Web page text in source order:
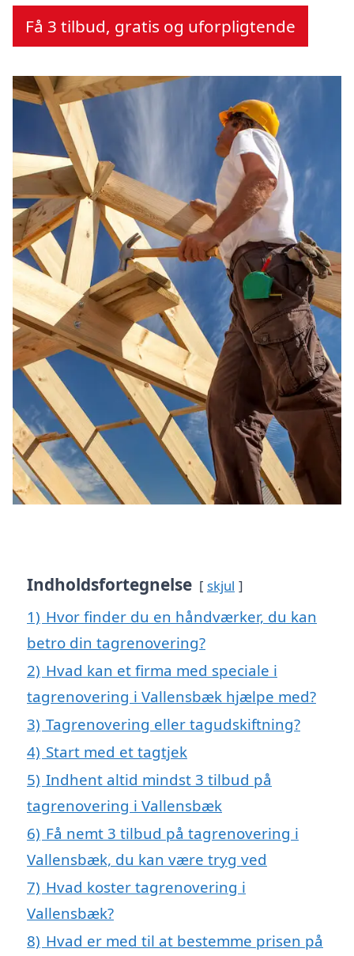
Få 3 tilbud, gratis og uforpligtende
Indholdsfortegnelse skjul
1) Hvor finder du en håndværker, du kan
betro din tagrenovering?
2) Hvad kan et firma med speciale i
tagrenovering i Vallensbæk hjælpe med?
3) Tagrenovering eller tagudskiftning?
4) Start med et tagtjek
5) Indhent altid mindst 3 tilbud på
tagrenovering i Vallensbæk
6) Få nemt 3 tilbud på tagrenovering i
Vallensbæk, du kan være tryg ved
7) Hvad koster tagrenovering i
Vallensbæk?
8) Hvad er med til at bestemme prisen på